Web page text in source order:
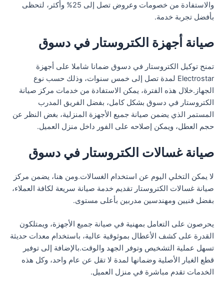
والاستفادة من خصومات وعروض تصل إلى 25% وأكثر، لتحظى
بأفضل تجربة خدمة.
صيانة أجهزة الكتروستار في دسوق
تمنح توكيل الكتروستار في دسوق ضمانا شاملا على أجهزة
Electrostar لمدة تصل إلى خمس سنوات، وذلك حسب نوع
الجهاز.خلال هذه الفترة، يمكن الاستفادة من خدمات مركز صيانة
الكتروستار في دسوق بشكل كامل، بفضل الفريق المدرب
المستمر الذي يضمن صيانة جميع الأجهزة المنزلية، بغض النظر عن
حجم العطل، ويمكن إصلاحه على الفور داخل منزل العميل.
صيانة غسالات الكتروستار في دسوق
لا يمكن التخلي اليوم عن استخدام الغسالات.ومن هنا، يضمن مركز
صيانة غسالات الكتروستار تقديم خدمة صيانة سريعة لكافة العملاء،
بفضل فنيين ومهندسين مدربين بأعلى مستوى.
يحرصون على التعامل بمهنية في صيانة جميع الأجهزة، ويمتلكون
القدرة على كشف الأعطال بموثوقية عالية، باستخدام معدات حديثة
تسهل عملية التشخيص وتوفر الجهد والوقت.بالإضافة إلى توفير
قطع الغيار الأصلية وضمانها لمدة لا تقل عن عام واحد، وكل هذه
الخدمات تقدم مباشرة في منزل العميل.